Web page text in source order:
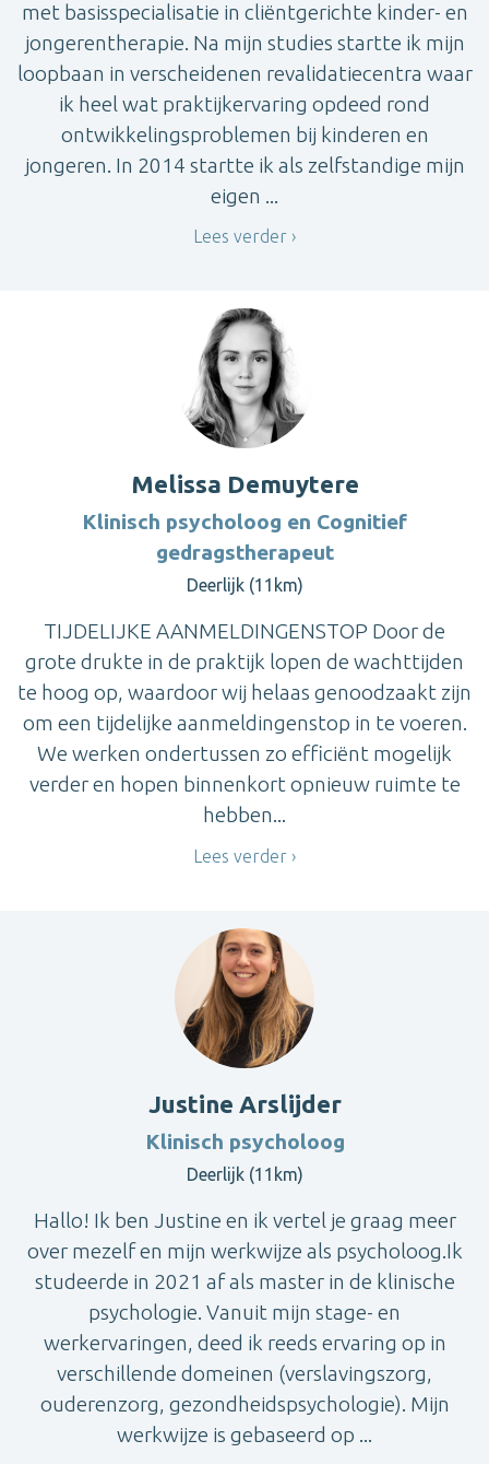
met basisspecialisatie in cliëntgerichte kinder- en
jongerentherapie. Na mijn studies startte ik mijn
loopbaan in verscheidenen revalidatiecentra waar
ik heel wat praktijkervaring opdeed rond
ontwikkelingsproblemen bij kinderen en
jongeren. In 2014 startte ik als zelfstandige mijn
eigen ...
Lees verder
Melissa Demuytere
Klinisch psycholoog en Cognitief
gedragstherapeut
Deerlijk (11km)
TIJDELIJKE AANMELDINGENSTOP Door de
grote drukte in de praktijk lopen de wachttijden
te hoog op, waardoor wij helaas genoodzaakt zijn
om een tijdelijke aanmeldingenstop in te voeren.
We werken ondertussen zo efficiënt mogelijk
verder en hopen binnenkort opnieuw ruimte te
hebben...
Lees verder
Justine Arslijder
Klinisch psycholoog
Deerlijk (11km)
Hallo! Ik ben Justine en ik vertel je graag meer
over mezelf en mijn werkwijze als psycholoog.Ik
studeerde in 2021 af als master in de klinische
psychologie. Vanuit mijn stage- en
werkervaringen, deed ik reeds ervaring op in
verschillende domeinen (verslavingszorg,
ouderenzorg, gezondheidspsychologie). Mijn
werkwijze is gebaseerd op ...